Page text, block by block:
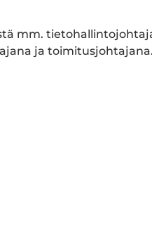
mm.
ja toimitusjohtajana.